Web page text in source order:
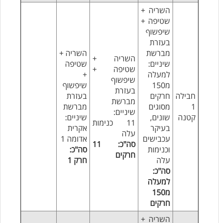
חבילה
1
קטנה
השריה +
שטיפה +
שיפשוף
בעזרת
מברשת
שיניים:
למעלה
מ150
חרקים
מסוגים
שונים,
בעיקר
עכבישים
וכנימות
עלה
סה"כ:
למעלה
מ150
חרקים
השריה +
שטיפה +
שיפשוף
בעזרת
מברשת
שיניים:
11 כנימות
עלה
סה"כ: 11
חרקים
השריה +
שטיפה
+
שיפשוף
בעזרת
מברשת
שיניים:
אקרית
אדומה 1
סה"כ:
חרק 1
השריה +